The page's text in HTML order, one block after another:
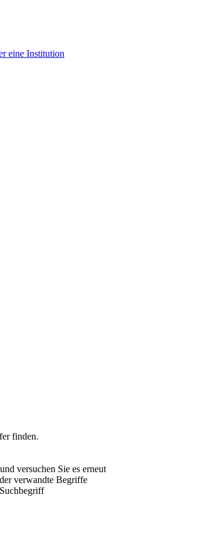
eine Institution
finden.
versuchen Sie es erneut
verwandte Begriffe